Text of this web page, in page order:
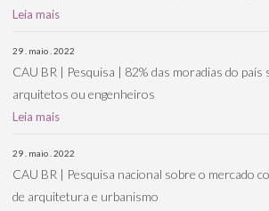
Leia mais
29 . maio . 2022
CAU BR | Pesquisa | 82% das moradias do país
arquitetos ou engenheiros
Leia mais
29 . maio . 2022
CAU BR | Pesquisa nacional sobre o mercado
de arquitetura e urbanismo